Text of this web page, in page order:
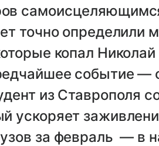
точно определили
копал
событие —
из Ставрополя
ускоряет
за февраль — в